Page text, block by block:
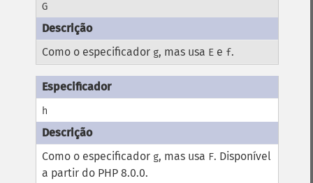
G
Como o especificador g, mas usa E e f.
h
Como o especificador g, mas usa F. Disponível
a partir do PHP 8.0.0.